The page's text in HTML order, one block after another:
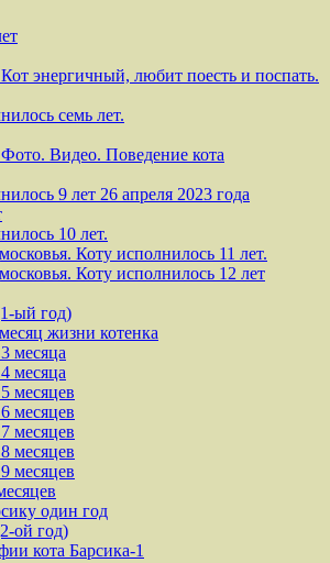
энергичный, любит поесть и поспать.
семь лет.
Фото. Видео. Поведение кота
9 лет 26 апреля 2023 года
10 лет.
Коту исполнилось 11 лет.
Коту исполнилось 12 лет
ый год)
жизни котенка
месяца
месяца
месяцев
месяцев
месяцев
месяцев
месяцев
один год
ой год)
кота Барсика-1